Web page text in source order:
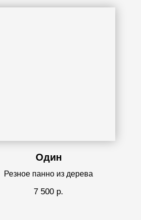
Один
Резное панно из дерева
7 500 р.